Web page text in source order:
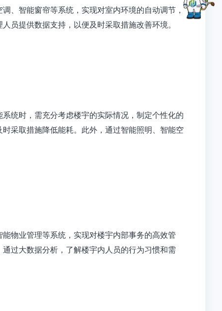
、智能窗帘等系统，实现对室内环境的自动调节，
员提供数据支持，以便及时采取措施改善环境。
统时，需充分考虑楼宇的实际情况，制定个性化的
采取措施降低能耗。此外，通过智能照明、智能空
物业管理等系统，实现对楼宇内部事务的高效管
过大数据分析，了解楼宇内人员的行为习惯和需